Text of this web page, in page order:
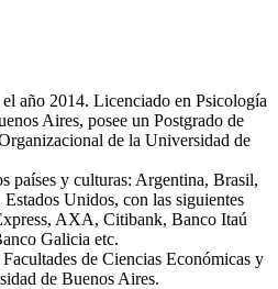
año 2014. Licenciado en Psicología
Aires, posee un Postgrado de
de la Universidad de
países y culturas: Argentina, Brasil,
Unidos, con las siguientes
AXA, Citibank, Banco Itaú
Galicia etc.
de Ciencias Económicas y
de Buenos Aires.